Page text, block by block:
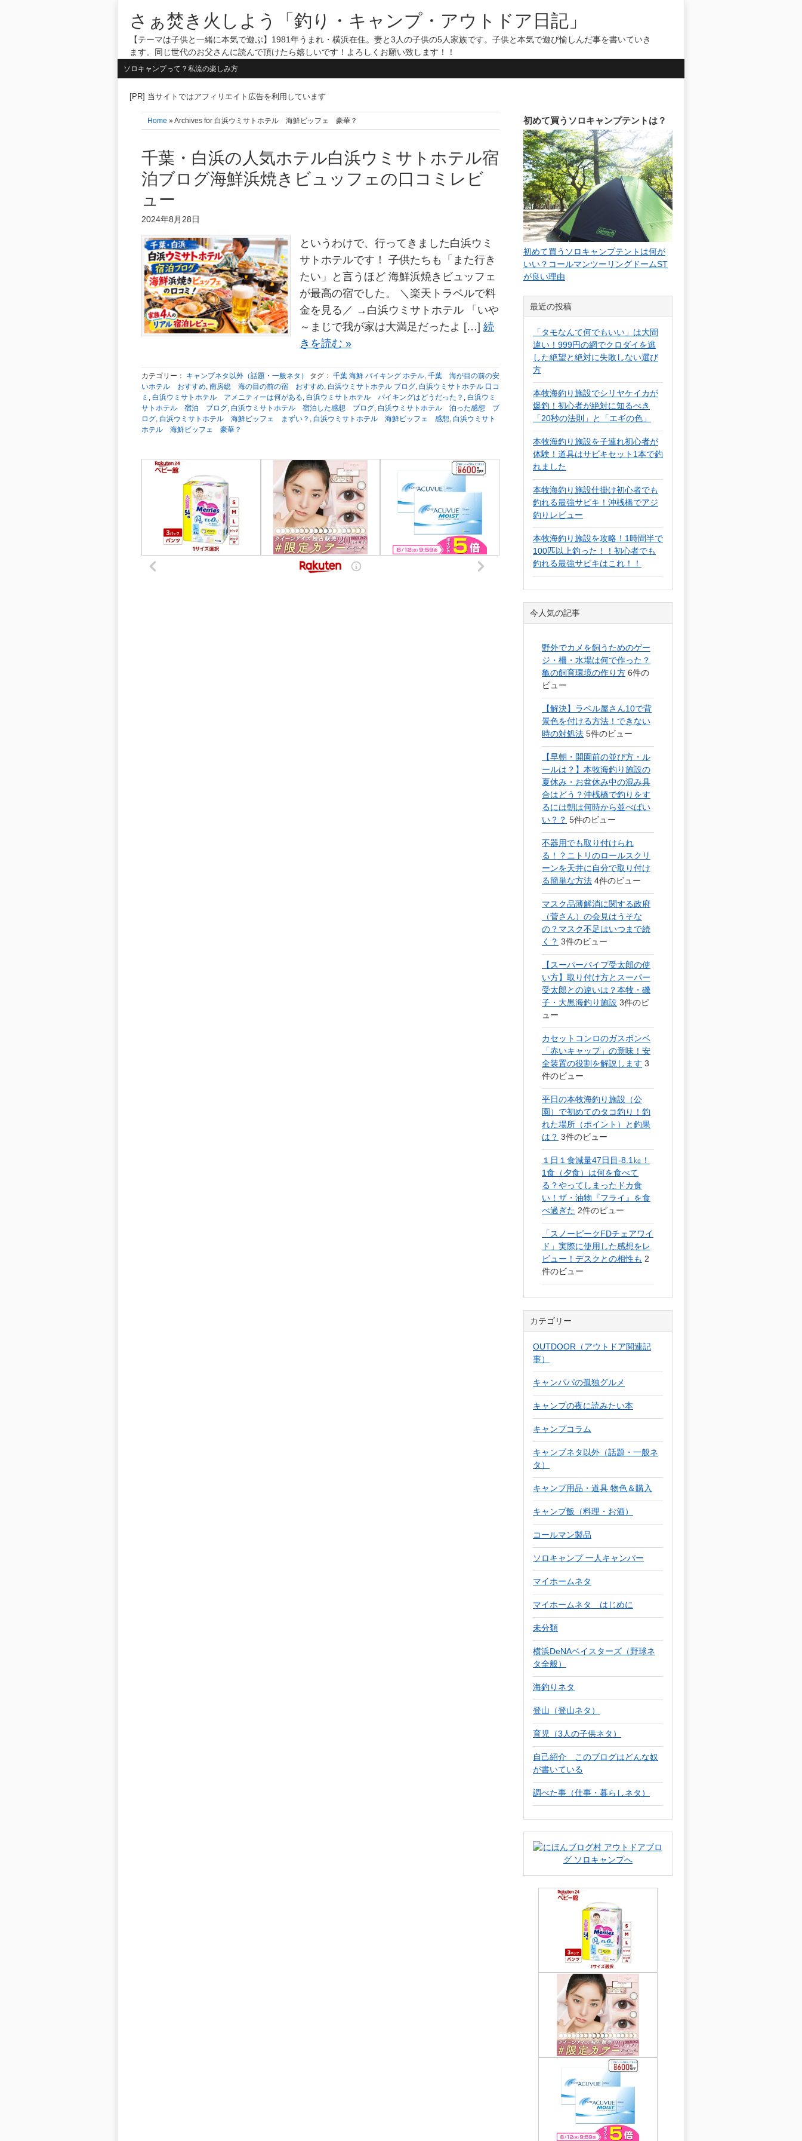
さぁ焚き火しよう「釣り・キャンプ・アウトドア日記」
【テーマは子供と一緒に本気で遊ぶ】1981年うまれ・横浜在住。妻と3人の子供の5人家族です。子供と本気で遊び愉しんだ事を書いていき
ます。同じ世代のお父さんに読んで頂けたら嬉しいです！よろしくお願い致します！！
ソロキャンプって？私流の楽しみ方
[PR] 当サイトではアフィリエイト広告を利用しています
Home » Archives for 白浜ウミサトホテル 海鮮ビッフェ 豪華？
千葉・白浜の人気ホテル白浜ウミサトホテル宿
泊ブログ海鮮浜焼きビュッフェの口コミレビ
ュー
2024年8月28日
というわけで、行ってきました白浜ウミ
サトホテルです！ 子供たちも「また行き
たい」と言うほど 海鮮浜焼きビュッフェ
が最高の宿でした。 ＼楽天トラベルで料
金を見る／ →白浜ウミサトホテル 「いや
～まじで我が家は大満足だったよ […] 続
きを読む »
カテゴリー： キャンプネタ以外（話題・一般ネタ） タグ： 千葉 海鮮 バイキング ホテル, 千葉 海が目の前の安
いホテル おすすめ, 南房総 海の目の前の宿 おすすめ, 白浜ウミサトホテル ブログ, 白浜ウミサトホテル 口コ
ミ , 白浜ウミサトホテル アメニティーは何がある, 白浜ウミサトホテル バイキングはどうだった？ , 白浜ウミ
サトホテル 宿泊 ブログ, 白浜ウミサトホテル 宿泊した感想 ブログ, 白浜ウミサトホテル 泊った感想 ブ
ログ, 白浜ウミサトホテル 海鮮ビッフェ まずい？ , 白浜ウミサトホテル 海鮮ビッフェ 感想, 白浜ウミサト
ホテル 海鮮ビッフェ 豪華？
初めて買うソロキャンプテントは？
初めて買うソロキャンプテントは何が
いい？コールマンツーリングドームST
が良い理由
最近の投稿
「タモなんて何でもいい」は大間
違い！999円の網でクロダイを逃
した絶望と絶対に失敗しない選び
方
本牧海釣り施設でシリヤケイカが
爆釣！初心者が絶対に知るべき
「20秒の法則」と「エギの色」
本牧海釣り施設を子連れ初心者が
体験！道具はサビキセット1本で釣
れました
本牧海釣り施設仕掛け初心者でも
釣れる最強サビキ！沖桟橋でアジ
釣りレビュー
本牧海釣り施設を攻略！1時間半で
100匹以上釣った！！初心者でも
釣れる最強サビキはこれ！！
今人気の記事
野外でカメを飼うためのゲー
ジ・柵・水場は何で作った？
亀の飼育環境の作り方 6件の
ビュー
【解決】ラベル屋さん10で背
景色を付ける方法！できない
時の対処法 5件のビュー
【早朝・開園前の並び方・ル
ールは？】本牧海釣り施設の
夏休み・お盆休み中の混み具
合はどう？沖桟橋で釣りをす
るには朝は何時から並べばい
い？？ 5件のビュー
不器用でも取り付けられ
る！？ニトリのロールスクリ
ーンを天井に自分で取り付け
る簡単な方法 4件のビュー
マスク品薄解消に関する政府
（菅さん）の会見はうそな
の？マスク不足はいつまで続
く？ 3件のビュー
【スーパーパイプ受太郎の使
い方】取り付け方とスーパー
受太郎との違いは？本牧・磯
子・大黒海釣り施設 3件のビ
ュー
カセットコンロのガスボンベ
「赤いキャップ」の意味！安
全装置の役割を解説します 3
件のビュー
平日の本牧海釣り施設（公
園）で初めてのタコ釣り！釣
れた場所（ポイント）と釣果
は？ 3件のビュー
１日１食減量47日目-8.1㎏！
1食（夕食）は何を食べて
る？やってしまったドカ食
い！ザ・油物『フライ』を食
べ過ぎた 2件のビュー
「スノーピークFDチェアワイ
ド」実際に使用した感想をレ
ビュー！デスクとの相性も 2
件のビュー
カテゴリー
OUTDOOR（アウトドア関連記
事）
キャンパパの孤独グルメ
キャンプの夜に読みたい本
キャンプコラム
キャンプネタ以外（話題・一般ネ
タ）
キャンプ用品・道具 物色＆購入
キャンプ飯（料理・お酒）
コールマン製品
ソロキャンプ 一人キャンパー
マイホームネタ
マイホームネタ はじめに
未分類
横浜DeNAベイスターズ（野球ネ
タ全般）
海釣りネタ
登山（登山ネタ）
育児（3人の子供ネタ）
自己紹介 このブログはどんな奴
が書いている
調べた事（仕事・暮らしネタ）